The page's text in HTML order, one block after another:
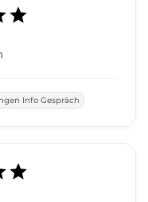
Info Gespräch